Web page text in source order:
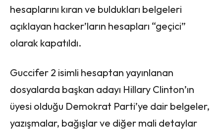
hesaplarını kıran ve buldukları belgeleri
açıklayan hacker’ların hesapları “geçici”
olarak kapatıldı.
Guccifer 2 isimli hesaptan yayınlanan
dosyalarda başkan adayı Hillary Clinton’ın
üyesi olduğu Demokrat Parti’ye dair belgeler,
yazışmalar, bağışlar ve diğer mali detaylar